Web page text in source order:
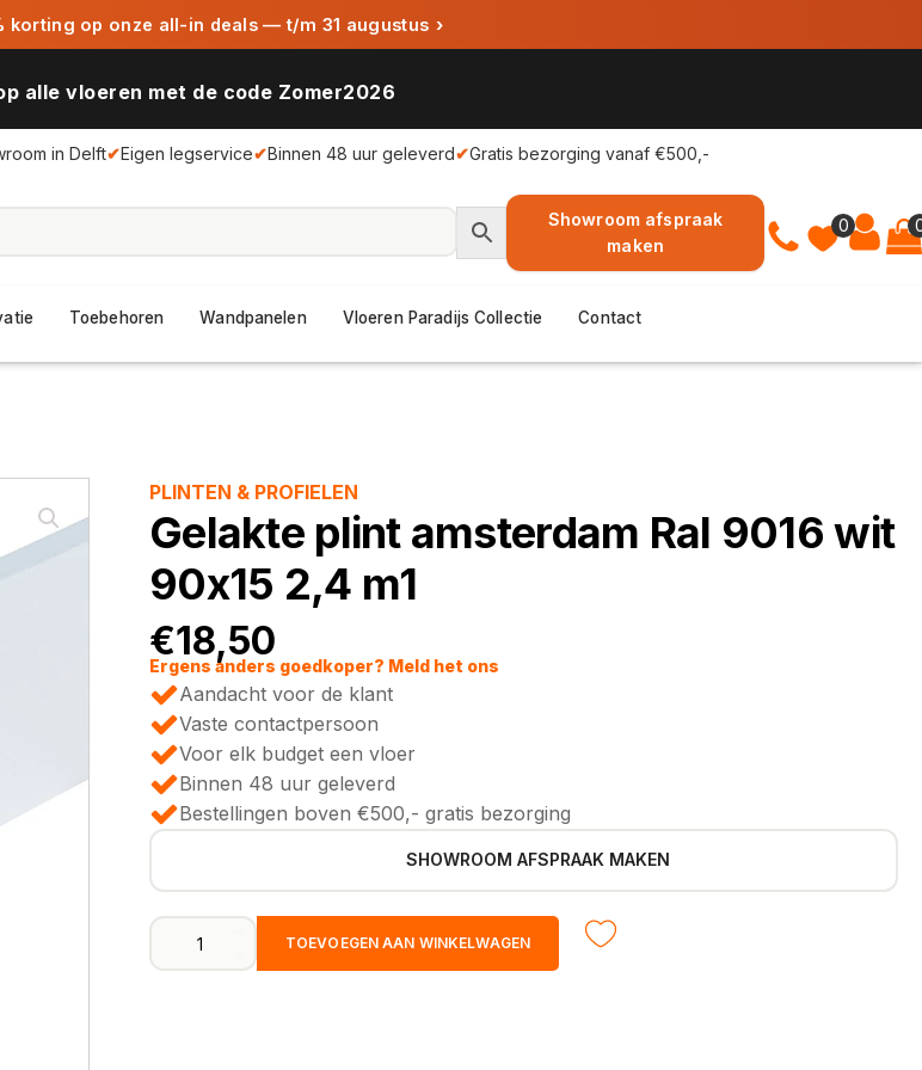
op onze all-in deals — t/m 31 augustus ›
alle vloeren met de code Zomer2026
in Delft✔Eigen legservice✔Binnen 48 uur geleverd✔Gratis bezorging vanaf €500,-
0
Showroom afspraak
maken
Toebehoren Wandpanelen Vloeren Paradijs Collectie Contact
PLINTEN & PROFIELEN
Gelakte plint amsterdam Ral 9016 wit
90x15 2,4 m1
€18,50
Ergens anders goedkoper? Meld het ons
Aandacht voor de klant
Vaste contactpersoon
Voor elk budget een vloer
Binnen 48 uur geleverd
Bestellingen boven €500,- gratis bezorging
SHOWROOM AFSPRAAK MAKEN
Gelakte
plint
TOEVOEGEN AAN WINKELWAGEN